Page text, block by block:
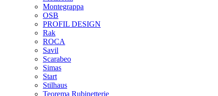
Montegrappa
OSB
PROFIL DESIGN
Rak
ROCA
Savil
Scarabeo
Simas
Start
Stilhaus
Teorema Rubinetterie